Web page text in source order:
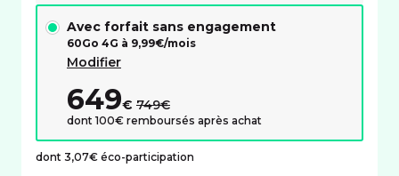
Avec forfait sans engagement
60Go 4G à 9,99€/mois
Modifier
649€ 749€
dont 100€ remboursés après achat
dont 3,07€ éco-participation